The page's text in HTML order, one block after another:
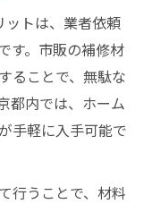
ットは、業者依頼
す。市販の補修材
ることで、無駄な
都内では、ホーム
手軽に入手可能で
行うことで、材料